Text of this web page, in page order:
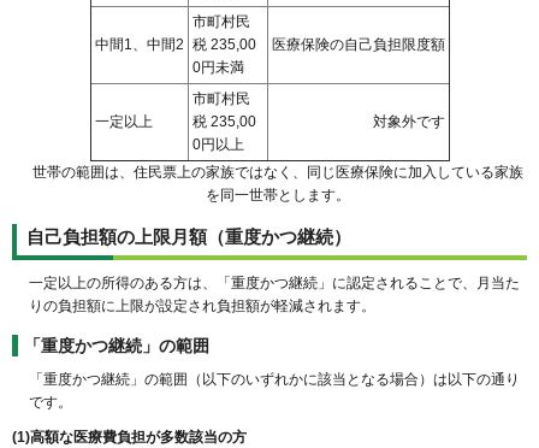
中間1、中間2
市町村民
税 235,00
0円未満
医療保険の自己負担限度額
一定以上
市町村民
税 235,00
0円以上
対象外です
世帯の範囲は、住民票上の家族ではなく、同じ医療保険に加入している家族
を同一世帯とします。
自己負担額の上限月額（重度かつ継続）
一定以上の所得のある方は、「重度かつ継続」に認定されることで、月当た
りの負担額に上限が設定され負担額が軽減されます。
「重度かつ継続」の範囲
「重度かつ継続」の範囲（以下のいずれかに該当となる場合）は以下の通り
です。
(1)高額な医療費負担が多数該当の方